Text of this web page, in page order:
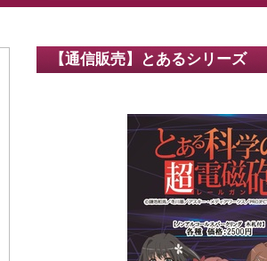
【通信販売】とあるシリーズ